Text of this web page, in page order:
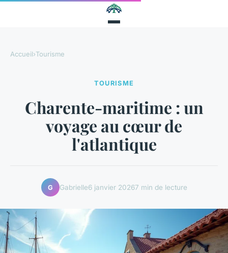
Accueil›Tourisme
TOURISME
Charente-maritime : un
voyage au cœur de
l'atlantique
G Gabrielle6 janvier 20267 min de lecture